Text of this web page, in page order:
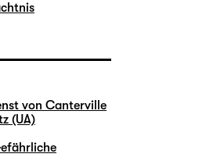
von Canterville
(UA)